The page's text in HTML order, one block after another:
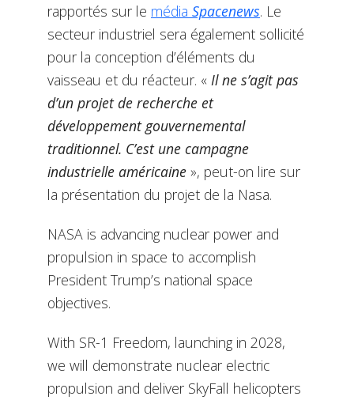
rapportés sur le média Spacenews. Le
secteur industriel sera également sollicité
pour la conception d’éléments du
vaisseau et du réacteur. « Il ne s’agit pas
d’un projet de recherche et
développement gouvernemental
traditionnel. C’est une campagne
industrielle américaine », peut-on lire sur
la présentation du projet de la Nasa.
NASA is advancing nuclear power and
propulsion in space to accomplish
President Trump’s national space
objectives.
With SR-1 Freedom, launching in 2028,
we will demonstrate nuclear electric
propulsion and deliver SkyFall helicopters